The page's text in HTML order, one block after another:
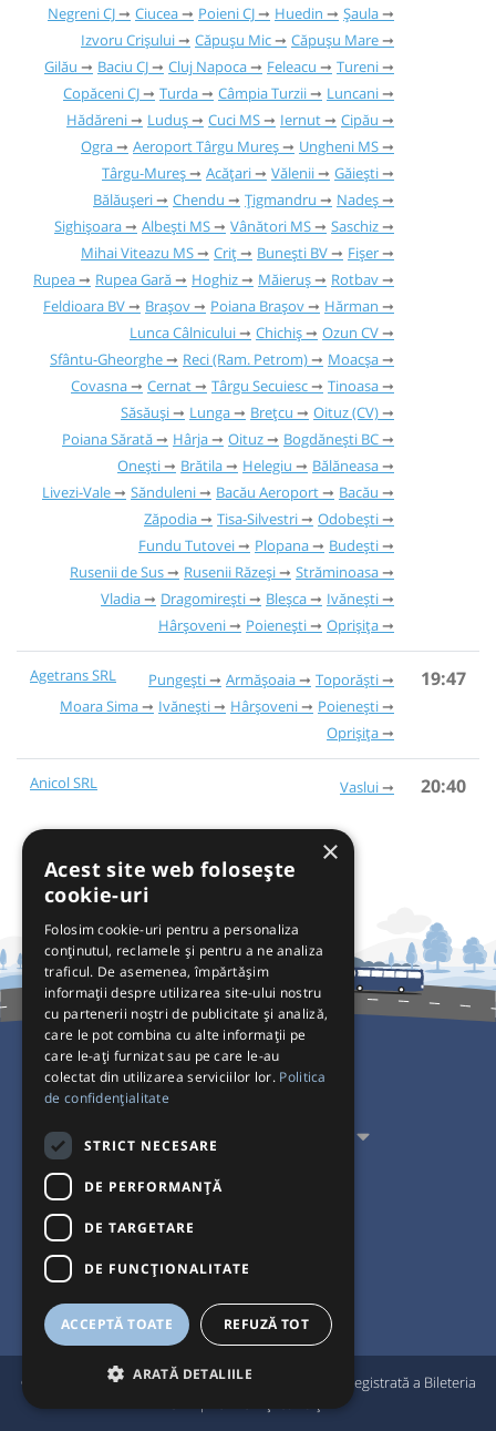
Negreni CJ
Ciucea Poieni CJ Huedin
Șaula
Izvoru Crișului
Căpușu Mic
Căpușu Mare
Gilău
Baciu CJ Cluj Napoca Feleacu
Tureni
Copăceni CJ
Turda Câmpia Turzii
Luncani
Hădăreni
Luduș Cuci MS Iernut
Cipău
Ogra
Aeroport Târgu Mureș
Ungheni MS
Târgu-Mureș
Acățari Vălenii
Găieşti
Bălăușeri
Chendu Țigmandru
Nadeș
Sighișoara
Albești MS Vânători MS
Saschiz
Mihai Viteazu MS
Criț Bunești BV
Fișer
Rupea
Rupea Gară Hoghiz Măieruș
Rotbav
Feldioara BV
Brașov Poiana Brașov
Hărman
Lunca Câlnicului
Chichiș
Ozun CV
Sfântu-Gheorghe
Reci (Ram. Petrom)
Moacșa
Covasna
Cernat Târgu Secuiesc
Tinoasa
Săsăuși
Lunga Brețcu
Oituz (CV)
Poiana Sărată
Hârja Oituz
Bogdănești BC
Onești
Brătila Helegiu
Bălăneasa
Livezi-Vale
Sănduleni Bacău Aeroport
Bacău
Zăpodia
Tisa-Silvestri
Odobești
Fundu Tutovei
Plopana
Budești
Rusenii de Sus
Rusenii Răzeși
Străminoasa
Vladia
Dragomirești Bleșca
Ivănești
Hârșoveni
Poienești Oprișița
Agetrans SRL Pungești Armășoaia
Toporăști
Moara Sima
Ivănești Hârșoveni
Poienești
Oprișița
19:47
Anicol SRL Vaslui 20:40
Pentru Călători
Pentru Transportatori
Interacționăm
Acceptăm plăți cu
© Bileteria 2004-2026 | Autogari.RO®
este marcă înregistrată a Bileteria
×
Acest site web folosește
cookie-uri
Folosim cookie-uri pentru a personaliza
conținutul, reclamele și pentru a ne analiza
traficul. De asemenea, împărtășim
informații despre utilizarea site-ului nostru
cu partenerii noștri de publicitate și analiză,
care le pot combina cu alte informații pe
care le-ați furnizat sau pe care le-au
colectat din utilizarea serviciilor lor. Politica
de confidențialitate
STRICT NECESARE
DE PERFORMANȚĂ
DE TARGETARE
DE FUNCŢIONALITATE
ACCEPTĂ TOATE REFUZĂ TOT
ARATĂ DETALIILE